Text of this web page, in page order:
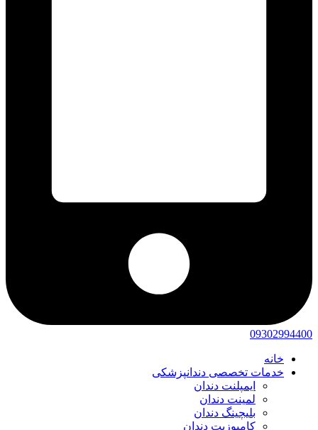
09302994400
خانه
خدمات تخصصی دندانپزشکی
ایمپلنت دندان
لمینت دندان
بلیچینگ دندان
کامپوزیت دندان